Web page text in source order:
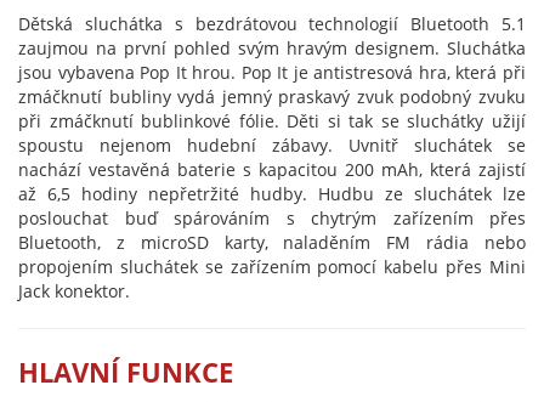
Dětská sluchátka s bezdrátovou technologií Bluetooth 5.1
zaujmou na první pohled svým hravým designem. Sluchátka
jsou vybavena Pop It hrou. Pop It je antistresová hra, která při
zmáčknutí bubliny vydá jemný praskavý zvuk podobný zvuku
při zmáčknutí bublinkové fólie. Děti si tak se sluchátky užijí
spoustu nejenom hudební zábavy. Uvnitř sluchátek se
nachází vestavěná baterie s kapacitou 200 mAh, která zajistí
až 6,5 hodiny nepřetržité hudby. Hudbu ze sluchátek lze
poslouchat buď spárováním s chytrým zařízením přes
Bluetooth, z microSD karty, naladěním FM rádia nebo
propojením sluchátek se zařízením pomocí kabelu přes Mini
Jack konektor.
HLAVNÍ FUNKCE